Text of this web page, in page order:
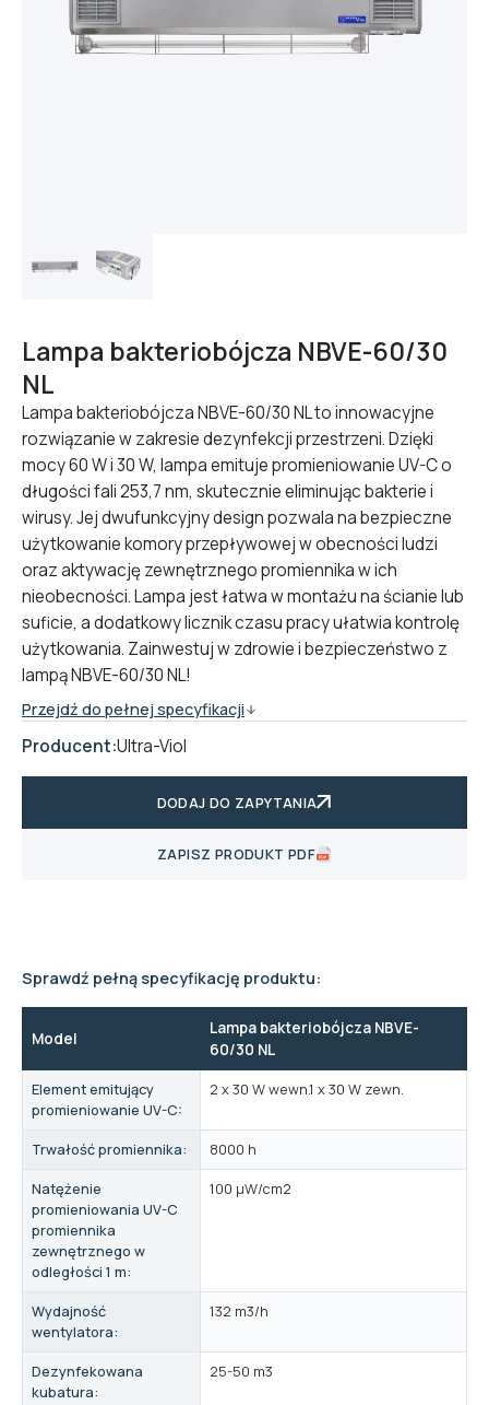
Lampa bakteriobójcza NBVE-60/30
NL
Lampa bakteriobójcza NBVE-60/30 NL to innowacyjne
rozwiązanie w zakresie dezynfekcji przestrzeni. Dzięki
mocy 60 W i 30 W, lampa emituje promieniowanie UV-C o
długości fali 253,7 nm, skutecznie eliminując bakterie i
wirusy. Jej dwufunkcyjny design pozwala na bezpieczne
użytkowanie komory przepływowej w obecności ludzi
oraz aktywację zewnętrznego promiennika w ich
nieobecności. Lampa jest łatwa w montażu na ścianie lub
suficie, a dodatkowy licznik czasu pracy ułatwia kontrolę
użytkowania. Zainwestuj w zdrowie i bezpieczeństwo z
lampą NBVE-60/30 NL!
Przejdź do pełnej specyfikacji
Producent:Ultra-Viol
DODAJ DO ZAPYTANIA
ZAPISZ PRODUKT PDF
Sprawdź pełną specyfikację produktu:
Model
Lampa bakteriobójcza NBVE-
60/30 NL
Element emitujący
promieniowanie UV-C:
2 x 30 W wewn.1 x 30 W zewn.
Trwałość promiennika:
8000 h
Natężenie
promieniowania UV-C
promiennika
zewnętrznego w
odległości 1 m:
100 µW/cm2
Wydajność
wentylatora:
132 m3/h
Dezynfekowana
kubatura:
25-50 m3